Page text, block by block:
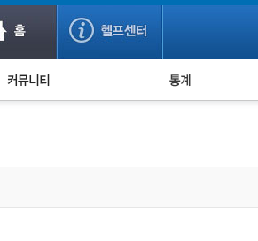
사기 예방했어요! 누적 피해사례 통계